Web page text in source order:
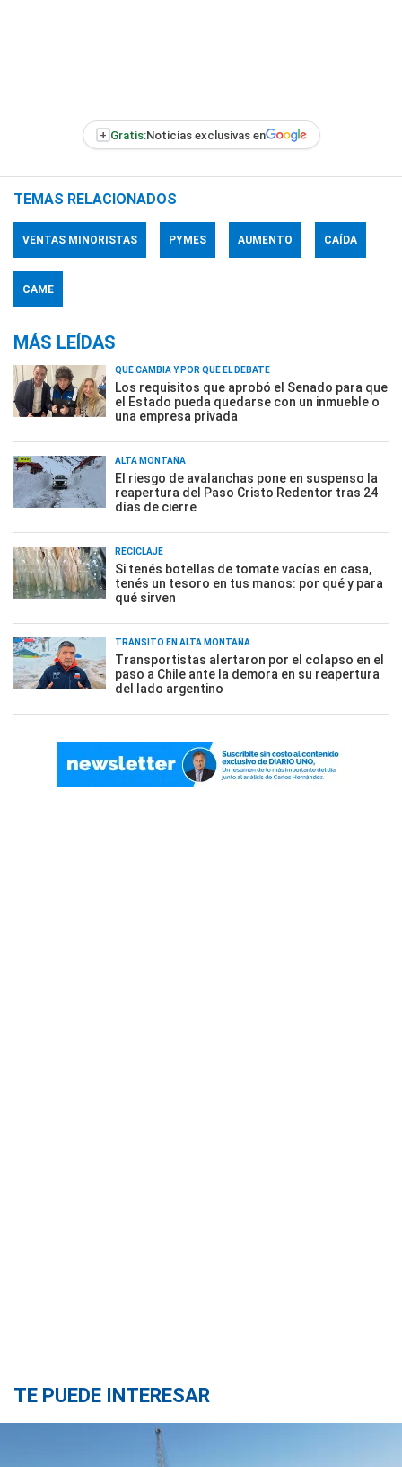
+ Gratis:Noticias exclusivas en
TEMAS RELACIONADOS
VENTAS MINORISTAS PYMES AUMENTO CAÍDA
CAME
MÁS LEÍDAS
QUÉ CAMBIA Y POR QUÉ EL DEBATE
Los requisitos que aprobó el Senado para que
el Estado pueda quedarse con un inmueble o
una empresa privada
ALTA MONTAÑA
El riesgo de avalanchas pone en suspenso la
reapertura del Paso Cristo Redentor tras 24
días de cierre
RECICLAJE
Si tenés botellas de tomate vacías en casa,
tenés un tesoro en tus manos: por qué y para
qué sirven
TRÁNSITO EN ALTA MONTAÑA
Transportistas alertaron por el colapso en el
paso a Chile ante la demora en su reapertura
del lado argentino
TE PUEDE INTERESAR